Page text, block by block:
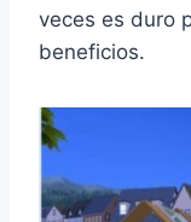
veces es duro
beneficios.